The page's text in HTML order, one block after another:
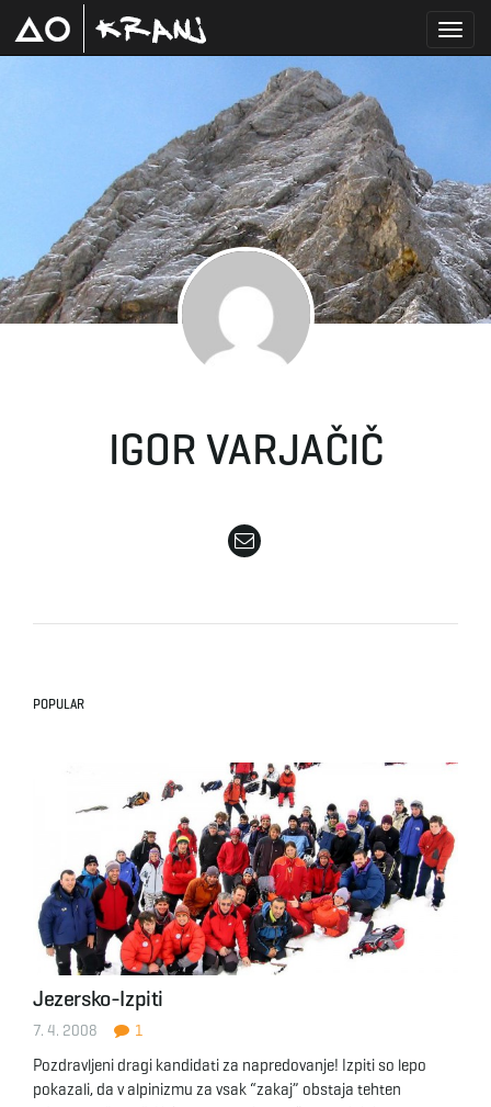
g
n
IGOR VARJAČIČ
POPULAR
Jezersko-Izpiti
7. 4. 2008 1
Pozdravljeni dragi kandidati za napredovanje! Izpiti so lepo
pokazali, da v alpinizmu za vsak “zakaj” obstaja tehten